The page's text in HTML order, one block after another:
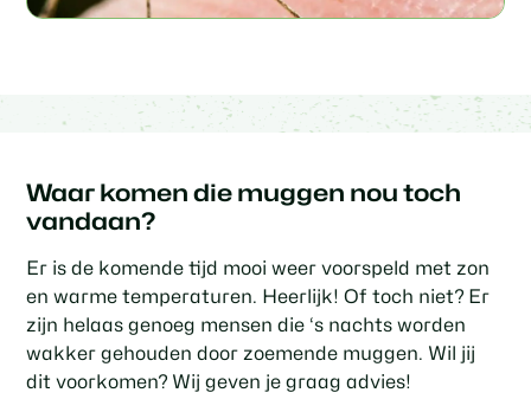
Waar komen die muggen nou toch
vandaan?
Er is de komende tijd mooi weer voorspeld met zon
en warme temperaturen. Heerlijk! Of toch niet? Er
zijn helaas genoeg mensen die ‘s nachts worden
wakker gehouden door zoemende muggen. Wil jij
dit voorkomen? Wij geven je graag advies!